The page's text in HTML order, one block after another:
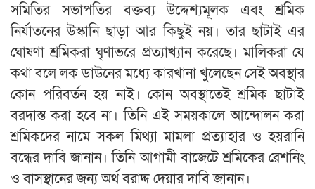
সমিতির সভাপতির বক্তব্য উদ্দেশ্যমূলক এবং শ্রমিক
নির্যাতনের উস্কানি ছাড়া আর কিছুই নয়। তার ছাটাই এর
ঘোষণা শ্রমিকরা ঘৃণাভরে প্রত্যাখ্যান করেছে। মালিকরা যে
কথা বলে লক ডাউনের মধ্যে কারখানা খুলেছেন সেই অবস্থার
কোন পরিবর্তন হয় নাই। কোন অবস্থাতেই শ্রমিক ছাটাই
বরদাস্ত করা হবে না। তিনি এই সময়কালে আন্দোলন করা
শ্রমিকদের নামে সকল মিথ্যা মামলা প্রত্যাহার ও হয়রানি
বন্ধের দাবি জানান। তিনি আগামী বাজেটে শ্রমিকের রেশনিং
ও বাসস্থানের জন্য অর্থ বরাদ্দ দেয়ার দাবি জানান।